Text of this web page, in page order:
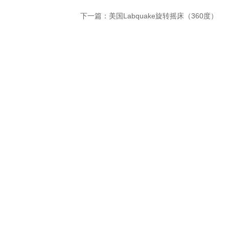
下一篇： 美国Labquake旋转摇床（360度）